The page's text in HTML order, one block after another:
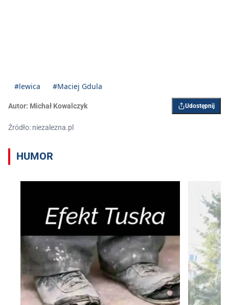
#lewica #Maciej Gdula
Autor: Michał Kowalczyk Udostępnij
Źródło: niezalezna.pl
HUMOR